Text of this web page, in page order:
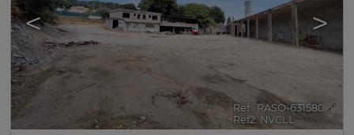
< >
Ref.. RASO-631580 🔗
Ref2. NVCLL